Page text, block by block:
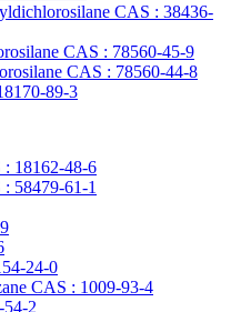
CAS : 38436-
CAS : 78560-45-9
CAS : 78560-44-8
89-3
18162-48-6
58479-61-1
24-0
CAS : 1009-93-4
2